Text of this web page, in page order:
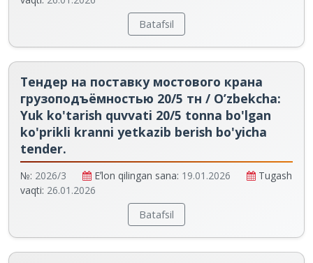
Batafsil
Тендер на поставку мостового крана
грузоподъёмностью 20/5 тн / O’zbekcha:
Yuk ko'tarish quvvati 20/5 tonna bo'lgan
ko'prikli kranni yetkazib berish bo'yicha
tender.
№: 2026/3 Eʼlon qilingan sana: 19.01.2026
Tugash
vaqti: 26.01.2026
Batafsil